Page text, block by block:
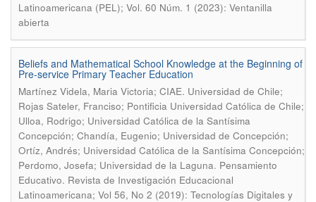
Latinoamericana (PEL); Vol. 60 Núm. 1 (2023): Ventanilla
abierta
Beliefs and Mathematical School Knowledge at the Beginning of
Pre-service Primary Teacher Education
Martínez Videla, Maria Victoria; CIAE. Universidad de Chile;
Rojas Sateler, Franciso; Pontificia Universidad Católica de Chile;
Ulloa, Rodrigo; Universidad Católica de la Santísima
Concepción; Chandía, Eugenio; Universidad de Concepción;
Ortíz, Andrés; Universidad Católica de la Santísima Concepción;
Perdomo, Josefa; Universidad de la Laguna. Pensamiento
Educativo. Revista de Investigación Educacional
Latinoamericana; Vol 56, No 2 (2019): Tecnologías Digitales y